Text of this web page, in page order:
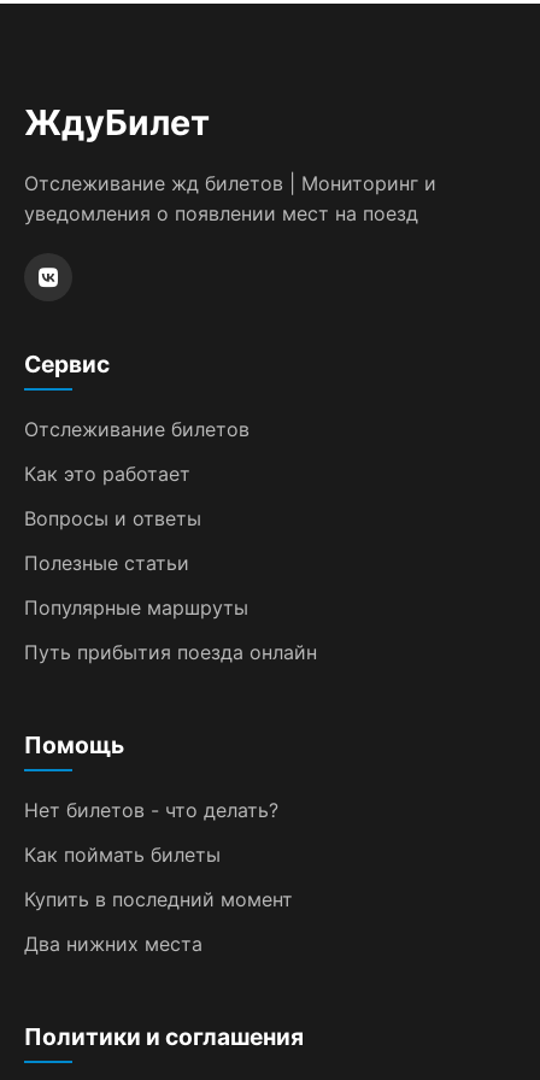
В первый день обычно самые низкие
цены. Алгоритм непубличный. Точная
формула и пороги срабатывания не
анализирует данные в реальном времени
ЖдуБилет
Отслеживание жд билетов | Мониторинг и
уведомления о появлении мест на поезд
Сервис
Отслеживание билетов
Как это работает
Вопросы и ответы
Полезные статьи
Популярные маршруты
Путь прибытия поезда онлайн
Помощь
Нет билетов - что делать?
Как поймать билеты
Купить в последний момент
Два нижних места
Политики и соглашения